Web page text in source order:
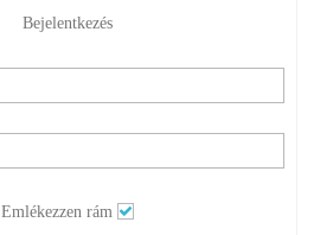
Elfelejtette jelszavát?